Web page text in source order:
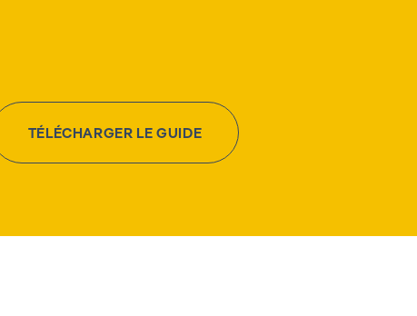
TÉLÉCHARGER LE GUIDE